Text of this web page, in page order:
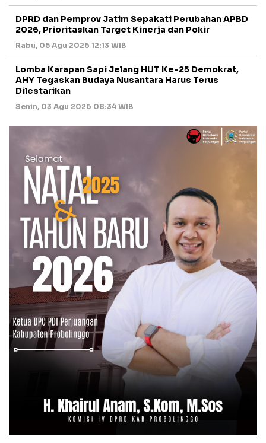
DPRD dan Pemprov Jatim Sepakati Perubahan APBD
2026, Prioritaskan Target Kinerja dan Pokir
Rabu, 05 Agu 2026 12:13 WIB
Lomba Karapan Sapi Jelang HUT Ke-25 Demokrat,
AHY Tegaskan Budaya Nusantara Harus Terus
Dilestarikan
Senin, 03 Agu 2026 08:34 WIB